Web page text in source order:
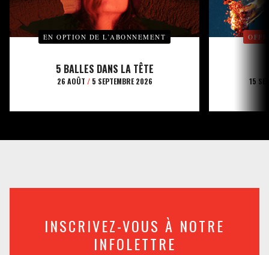
EN OPTION DE L’ABONNEMENT
5 BALLES DANS LA TÊTE
26 AOÛT /5 SEPTEMBRE 2026 15
INSCRIVEZ-VOUS À NOTRE
INFOLETTRE